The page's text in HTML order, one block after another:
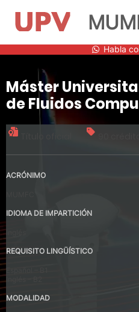
contenido
Habla
Máster
de Fluidos
ACRÓNIMO
IDIOMA DE IMPARTICIÓN
REQUISITO LINGÜÍSTICO
MODALIDAD